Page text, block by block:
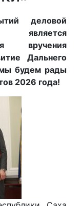
деловой
является
вручения
Дальнего
мы будем рады
2026 года!